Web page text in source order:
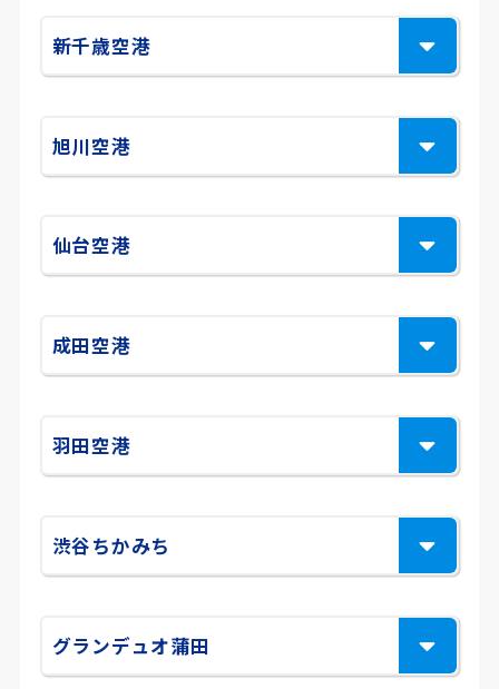
新千歳空港
旭川空港
仙台空港
成田空港
羽田空港
渋谷ちかみち
グランデュオ蒲田